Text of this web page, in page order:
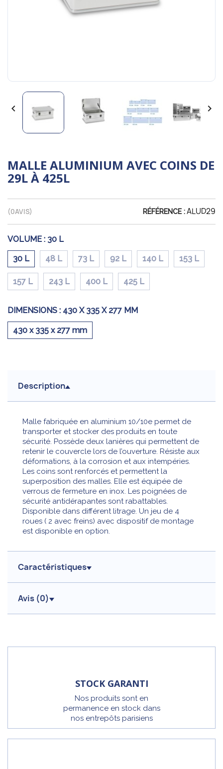
 
MALLE ALUMINIUM AVEC COINS DE
29L À 425L
(0AVIS) RÉFÉRENCE :ALUD29
VOLUME : 30 L
30 L 48 L 73 L 92 L 140 L 153 L
157 L 243 L 400 L 425 L
DIMENSIONS : 430 X 335 X 277 MM
430 x 335 x 277 mm
Description
Malle fabriquée en aluminium 10/10e permet de
transporter et stocker des produits en toute
sécurité. Possède deux lanières qui permettent de
retenir le couvercle lors de l’ouverture. Résiste aux
déformations, à la corrosion et aux intempéries.
Les coins sont renforcés et permettent la
superposition des malles. Elle est équipée de
verrous de fermeture en inox. Les poignées de
sécurité antidérapantes sont rabattables.
Disponible dans différent litrage. Un jeu de 4
roues ( 2 avec freins) avec dispositif de montage
est disponible en option.
Caractéristiques
Avis (0)
STOCK GARANTI
Nos produits sont en
permanence en stock dans
nos entrepôts parisiens